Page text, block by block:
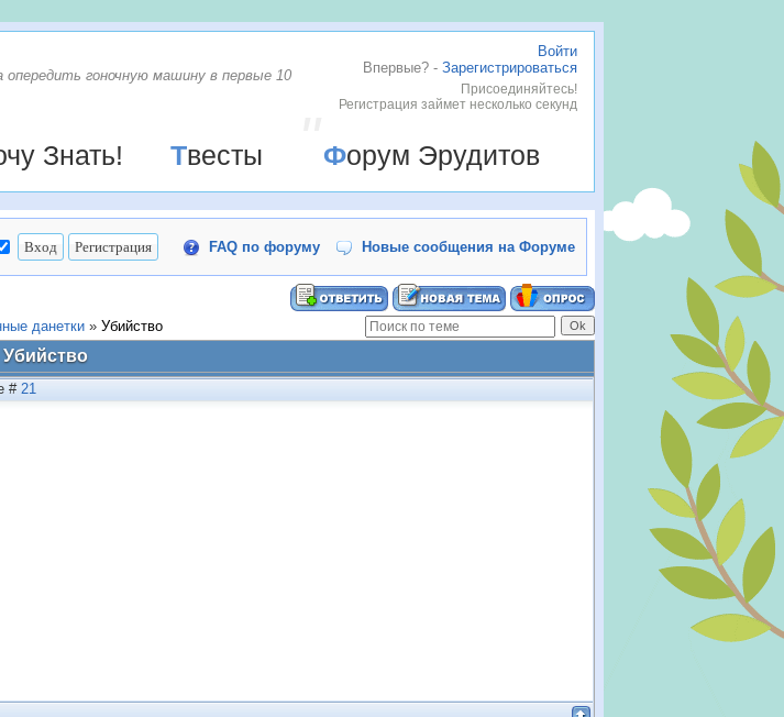
Войти
Впервые? - Зарегистрироваться
Присоединяйтесь!
Регистрация займет несколько секунд
опередить гоночную машину в первые 10
Знать! Твесты Форум Эрудитов
FAQ по форуму Новые сообщения на Форуме
данетки » Убийство
Убийство
# 21